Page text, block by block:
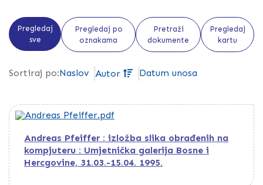
Pregledaj
sve
Pregledaj po
oznakama
Pretraži
dokumente
Pregledaj
kartu
Sortiraj po:Naslov Autor Datum unosa
Andreas Pfeiffer : izložba slika obrađenih na
kompjuteru : Umjetnička galerija Bosne i
Hercgovine, 31.03.-15.04. 1995.